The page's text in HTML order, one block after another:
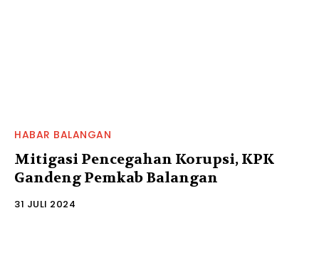
HABAR BALANGAN
Mitigasi Pencegahan Korupsi, KPK
Gandeng Pemkab Balangan
31 JULI 2024